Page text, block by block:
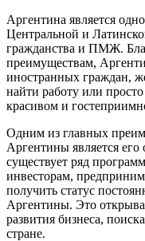
Аргентина является
Центральной и
гражданства и ПМЖ.
преимуществам,
иностранных граждан,
найти работу или
красивом и
Одним из главных
Аргентины является
существует ряд
инвесторам,
получить статус
Аргентины. Это
развития бизнеса,
стране.